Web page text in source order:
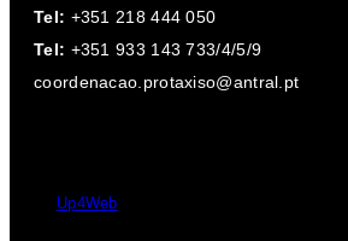
Tel: +351 218 444 050
Tel: +351 933 143 733/4/5/9
coordenacao.protaxiso@antral.pt
Up4Web